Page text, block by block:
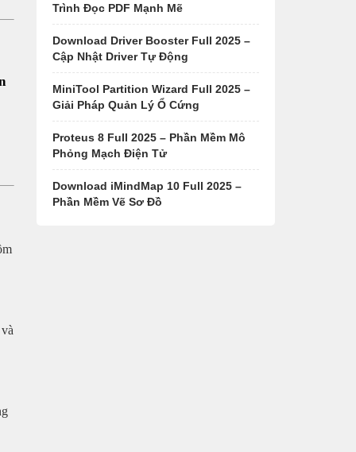
Trình Đọc PDF Mạnh Mẽ
Download Driver Booster Full 2025 –
Cập Nhật Driver Tự Động
MiniTool Partition Wizard Full 2025 –
Giải Pháp Quản Lý Ổ Cứng
Proteus 8 Full 2025 – Phần Mềm Mô
Phỏng Mạch Điện Tử
Download iMindMap 10 Full 2025 –
Phần Mềm Vẽ Sơ Đồ